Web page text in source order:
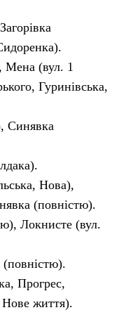
Мена (вул. 1
Гуринівська,
Синявка
Нова),
(повністю).
Локнисте (вул.
(повністю).
Прогрес,
життя).